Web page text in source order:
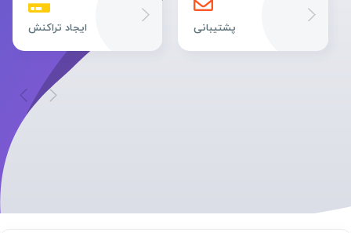
ایجاد تراکنش پشتیبانی